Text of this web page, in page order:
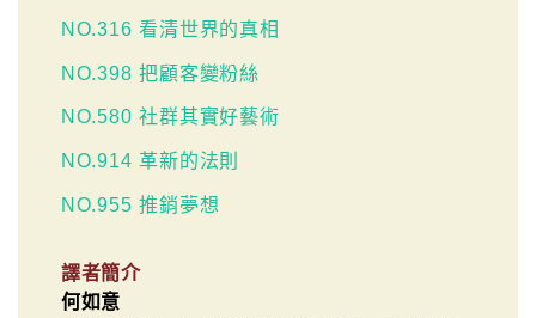
NO.316 看清世界的真相
NO.398 把顧客變粉絲
NO.580 社群其實好藝術
NO.914 革新的法則
NO.955 推銷夢想
譯者簡介
何如意